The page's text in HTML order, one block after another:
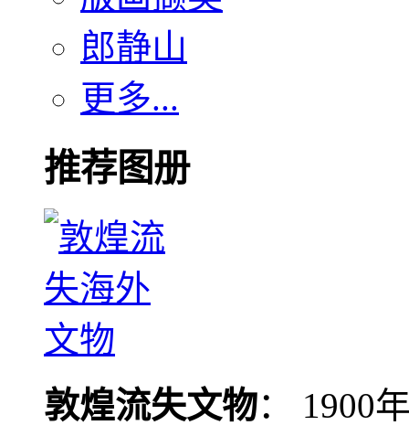
郎静山
更多...
推荐图册
敦煌流失文物： 1900